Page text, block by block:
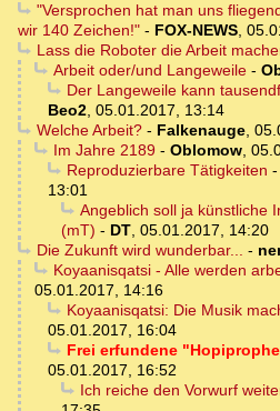
"Versprochen hat man uns
wir 140 Zeichen!" - FOX-NEWS,
Lass die Roboter die Arbeit
Arbeit oder/und Langeweile-
Der Langeweile kann
Beo2, 05.01.2017, 13:14
Welche Arbeit?- Falkenauge,
Im Jahre 2189- Oblomow,
Reproduzierbare Tätigkeiten -
13:01
Angeblich soll ja künstliche
(mT) - DT, 05.01.2017, 14:20
Die Zukunft wird wunderbar... -
Koyaanisqatsi - Alle werden
05.01.2017, 14:16
Koyaanisqatsi: Die Musik
05.01.2017, 16:04
Frei erfundene
05.01.2017, 16:52
Ich reiche den Vorwurf